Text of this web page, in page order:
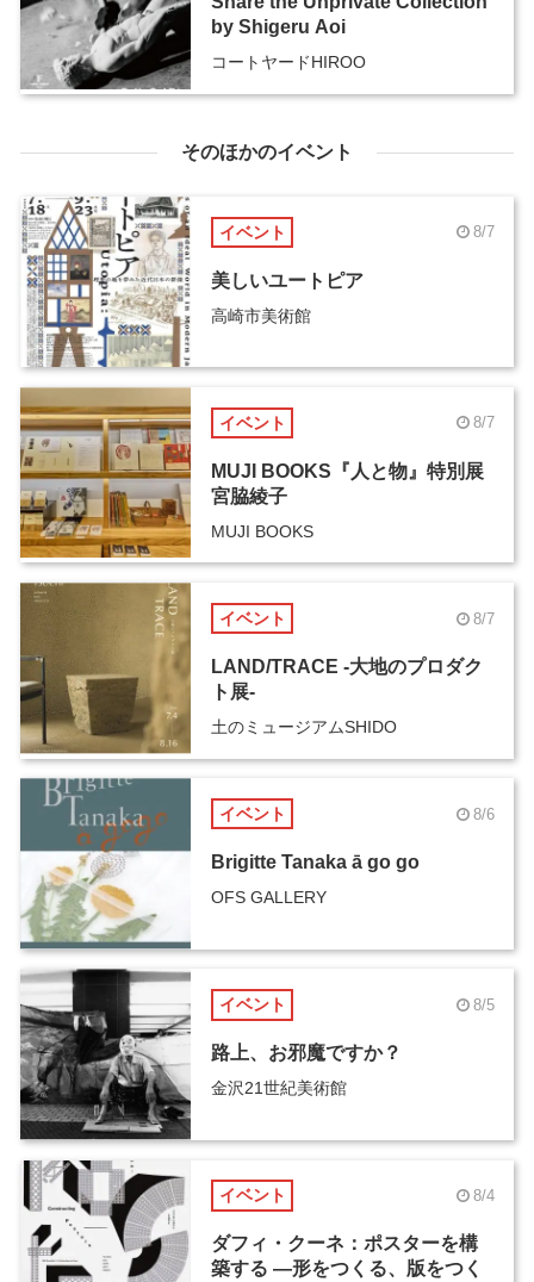
by Shigeru Aoi
コートヤードHIROO
そのほかのイベント
イベント 8/7
美しいユートピア
高崎市美術館
イベント 8/7
MUJI BOOKS『人と物』特別展
宮脇綾子
MUJI BOOKS
イベント 8/7
LAND/TRACE -大地のプロダク
ト展-
土のミュージアムSHIDO
イベント 8/6
Brigitte Tanaka ā go go
OFS GALLERY
イベント 8/5
路上、お邪魔ですか？
金沢21世紀美術館
イベント 8/4
ダフィ・クーネ：ポスターを構
築する ―形をつくる、版をつく